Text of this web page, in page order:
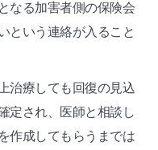
なる加害者側の保険会
という連絡が入ること
治療しても回復の見込
定され、医師と相談し
作成してもらうまでは